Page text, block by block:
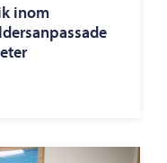
inom